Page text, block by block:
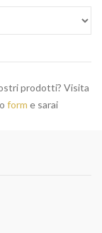
prodotti? Visita
form e sarai